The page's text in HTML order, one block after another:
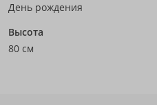
День рождения
Высота
80 см